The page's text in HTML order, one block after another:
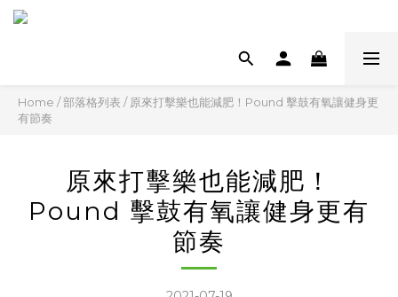
Home /部落格列表 / 原來打擊樂也能減肥！Pound 擊鼓有氧讓健身更
有節奏
原來打擊樂也能減肥！
Pound 擊鼓有氧讓健身更有
節奏